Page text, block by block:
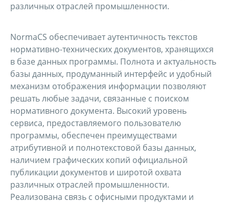
различных отраслей промышленности.
NormaCS обеспечивает аутентичность текстов
нормативно-технических документов, хранящихся
в базе данных программы. Полнота и актуальность
базы данных, продуманный интерфейс и удобный
механизм отображения информации позволяют
решать любые задачи, связанные с поиском
нормативного документа. Высокий уровень
сервиса, предоставляемого пользователю
программы, обеспечен преимуществами
атрибутивной и полнотекстовой базы данных,
наличием графических копий официальной
публикации документов и широтой охвата
различных отраслей промышленности.
Реализована связь с офисными продуктами и